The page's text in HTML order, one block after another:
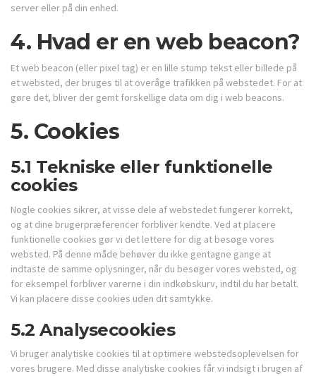
server eller på din enhed.
4. Hvad er en web beacon?
Et web beacon (eller pixel tag) er en lille stump tekst eller billede på
et websted, der bruges til at overåge trafikken på webstedet. For at
gøre det, bliver der gemt forskellige data om dig i web beacons.
5. Cookies
5.1 Tekniske eller funktionelle
cookies
Nogle cookies sikrer, at visse dele af webstedet fungerer korrekt,
og at dine brugerpræferencer forbliver kendte. Ved at placere
funktionelle cookies gør vi det lettere for dig at besøge vores
websted. På denne måde behøver du ikke gentagne gange at
indtaste de samme oplysninger, når du besøger vores websted, og
for eksempel forbliver varerne i din indkøbskurv, indtil du har betalt.
Vi kan placere disse cookies uden dit samtykke.
5.2 Analysecookies
Vi bruger analytiske cookies til at optimere webstedsoplevelsen for
vores brugere. Med disse analytiske cookies får vi indsigt i brugen af ​​